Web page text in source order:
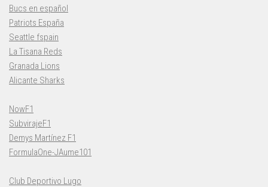
Bucs en español
Patriots España
Seattle fspain
La Tisana Reds
Granada Lions
Alicante Sharks
NowF1
SubvirajeF1
Demys Martínez F1
FormulaOne-JAume101
Club Deportivo Lugo